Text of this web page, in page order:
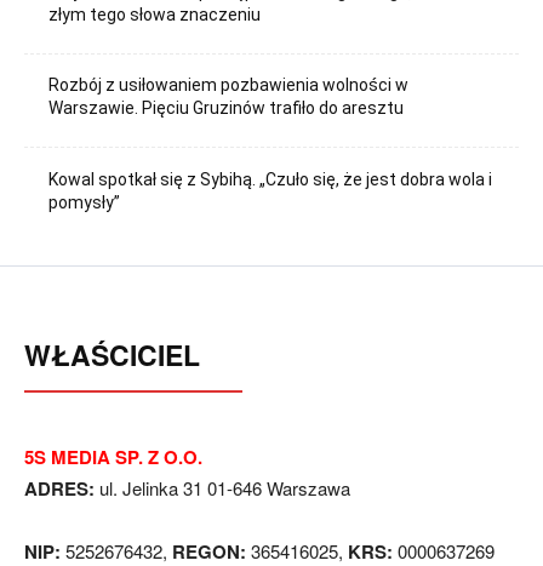
złym tego słowa znaczeniu
Rozbój z usiłowaniem pozbawienia wolności w
Warszawie. Pięciu Gruzinów trafiło do aresztu
Kowal spotkał się z Sybihą. „Czuło się, że jest dobra wola i
pomysły”
WŁAŚCICIEL
5S MEDIA SP. Z O.O.
ADRES: ul. Jelinka 31 01-646 Warszawa
NIP: 5252676432, REGON: 365416025, KRS: 0000637269